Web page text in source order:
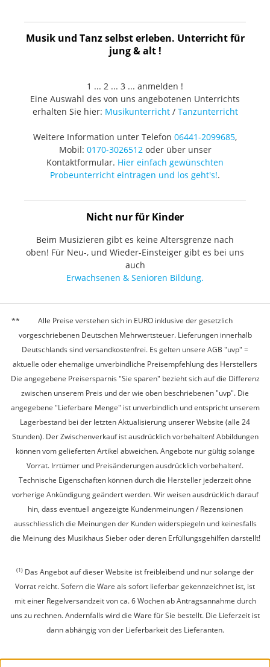
Musik und Tanz selbst erleben. Unterricht für
jung & alt !
1 ... 2 ... 3 ... anmelden !
Eine Auswahl des von uns angebotenen Unterrichts
erhalten Sie hier: Musikunterricht/ Tanzunterricht
Weitere Information unter Telefon 06441-2099685,
Mobil: 0170-3026512oder über unser
Kontaktformular. Hier einfach gewünschten
Probeunterricht eintragen und los geht's!.
Nicht nur für Kinder
Beim Musizieren gibt es keine Altersgrenze nach
oben! Für Neu-, und Wieder-Einsteiger gibt es bei uns
auch
Erwachsenen & Senioren Bildung.
Alle Preise verstehen sich in EURO inklusive der gesetzlich
vorgeschriebenen Deutschen Mehrwertsteuer. Lieferungen innerhalb
Deutschlands sind versandkostenfrei. Es gelten unsere AGB "uvp" =
aktuelle oder ehemalige unverbindliche Preisempfehlung des Herstellers
Die angegebene Preisersparnis "Sie sparen" bezieht sich auf die Differenz
zwischen unserem Preis und der wie oben beschriebenen "uvp". Die
angegebene "Lieferbare Menge" ist unverbindlich und entspricht unserem
Lagerbestand bei der letzten Aktualisierung unserer Website (alle 24
Stunden). Der Zwischenverkauf ist ausdrücklich vorbehalten! Abbildungen
können vom gelieferten Artikel abweichen. Angebote nur gültig solange
Vorrat. Irrtümer und Preisänderungen ausdrücklich vorbehalten!.
Technische Eigenschaften können durch die Hersteller jederzeit ohne
vorherige Ankündigung geändert werden. Wir weisen ausdrücklich darauf
hin, dass eventuell angezeigte Kundenmeinungen / Rezensionen
ausschliesslich die Meinungen der Kunden widerspiegeln und keinesfalls
die Meinung des Musikhaus Sieber oder deren Erfüllungsgehilfen darstellt!
(1) Das Angebot auf dieser Website ist freibleibend und nur solange der
Vorrat reicht. Sofern die Ware als sofort lieferbar gekennzeichnet ist, ist
mit einer Regelversandzeit von ca. 6 Wochen ab Antragsannahme durch
uns zu rechnen. Andernfalls wird die Ware für Sie bestellt. Die Lieferzeit ist
dann abhängig von der Lieferbarkeit des Lieferanten.